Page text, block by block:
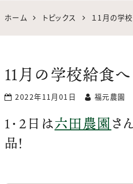
ホーム トピックス １1月の学
１1月の学校給食
2022年11月01日 福元農園
1・2日は六田農園さ
品！